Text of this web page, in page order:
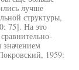
лучше
структуры,
75]. На это
значением
1959: